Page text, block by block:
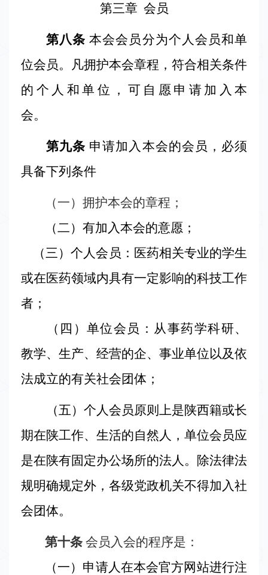
第三章 会员
第八条 本会会员分为个人会员和单
位会员。凡拥护本会章程，符合相关条件
的个人和单位，可自愿申请加入本
会。
第九条 申请加入本会的会员，必须
具备下列条件
（一）拥护本会的章程；
（二）有加入本会的意愿；
（三）个人会员：医药相关专业的学生
或在医药领域内具有一定影响的科技工作
者；
（ 四）单位会员：从事药学科研、
教学、生产、经营的企、事业单位以及依
法成立的有关社会团体；
（五）个人会员原则上是陕西籍或长
期在陕工作、生活的自然人，单位会员应
是在陕有固定办公场所的法人。除法律法
规明确规定外，各级党政机关不得加入社
会团体。
第十条 会员入会的程序是：
（一） 申请人在本会官方网站进行注